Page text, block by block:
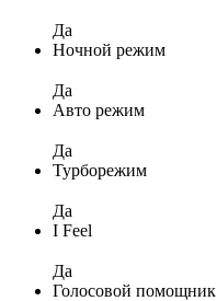
Да
Ночной режим
Да
Авто режим
Да
Турборежим
Да
I Feel
Да
Голосовой помощник